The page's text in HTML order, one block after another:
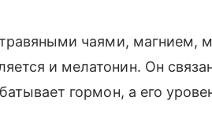
чаями, магнием,
и мелатонин. Он
гормон, а его